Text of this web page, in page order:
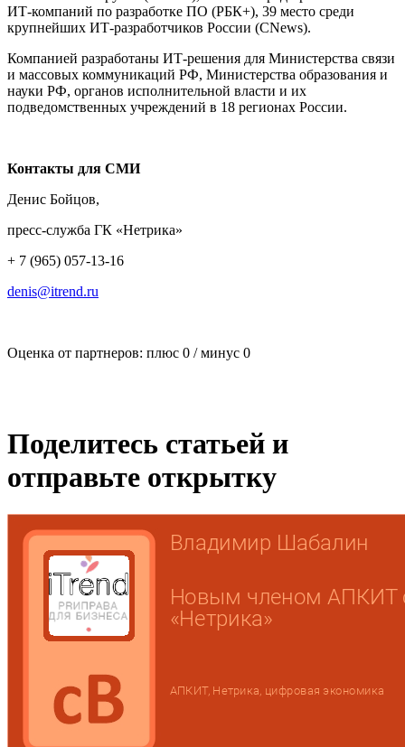
ИТ-компаний по разработке ПО (РБК+), 39 место среди
крупнейших ИТ-разработчиков России (CNews).
Компанией разработаны ИТ-решения для Министерства связи
и массовых коммуникаций РФ, Министерства образования и
науки РФ, органов исполнительной власти и их
подведомственных учреждений в 18 регионах России.
Контакты для СМИ
Денис Бойцов,
пресс-служба ГК «Нетрика»
+ 7 (965) 057-13-16
denis@itrend.ru
Оценка от партнеров: плюс 0 / минус 0
Поделитесь статьей и
отправьте открытку